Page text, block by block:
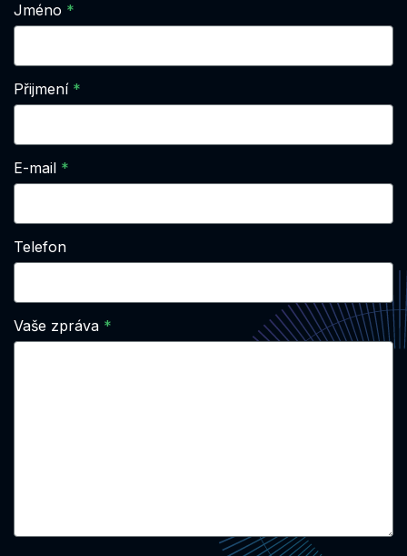
Jméno
Přijmení
E-mail
Telefon
Vaše zpráva